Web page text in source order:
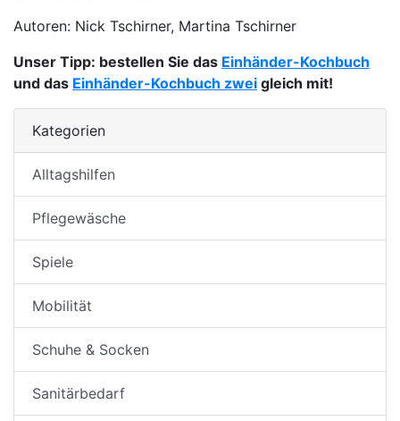
Autoren: Nick Tschirner, Martina Tschirner
Unser Tipp: bestellen Sie das Einhänder-Kochbuch
und das Einhänder-Kochbuch zwei gleich mit!
Kategorien
Alltagshilfen
Pflegewäsche
Spiele
Mobilität
Schuhe & Socken
Sanitärbedarf